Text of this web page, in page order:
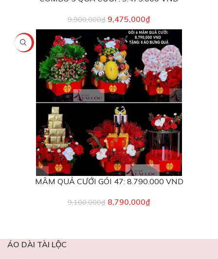
9,900,000₫ 9,475,000₫
-3%
MÂM QUẢ CƯỚI GÓI 47: 8.790.000 VND
9,100,000₫ 8,790,000₫
ÁO DÀI TÀI LỘC